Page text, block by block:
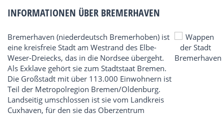
INFORMATIONEN ÜBER BREMERHAVEN
Bremerhaven (niederdeutsch Bremerhoben) ist
eine kreisfreie Stadt am Westrand des Elbe-
Weser-Dreiecks, das in die Nordsee übergeht.
Als Exklave gehört sie zum Stadtstaat Bremen.
Die Großstadt mit über 113.000 Einwohnern ist
Teil der Metropolregion Bremen/Oldenburg.
Landseitig umschlossen ist sie vom Landkreis
Cuxhaven, für den sie das Oberzentrum